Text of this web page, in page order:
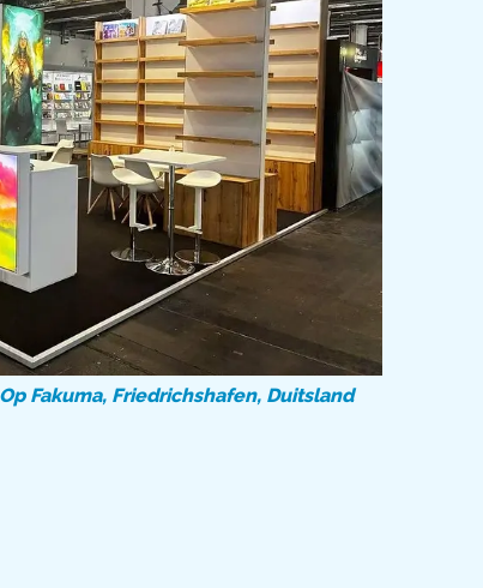
Fakuma, Friedrichshafen, Duitsland